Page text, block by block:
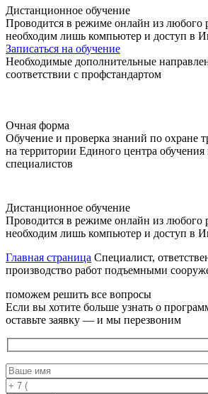
Дистанционное обучение
Проводится в режиме онлайн из любого
необходим лишь компьютер и доступ в
Записаться на обучение
Необходимые дополнительные
соответствии с профстандартом
Очная форма
Обучение и проверка знаний по охране
на территории Единого центра обучения
специалистов
Дистанционное обучение
Проводится в режиме онлайн из любого
необходим лишь компьютер и доступ в
Главная страница Специалист,
производство работ подъемными
поможем решить все вопросы
Если вы хотите больше узнать о
оставьте заявку — и мы перезвоним